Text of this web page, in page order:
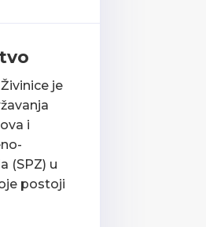
je
i
(SPZ) u
postoji